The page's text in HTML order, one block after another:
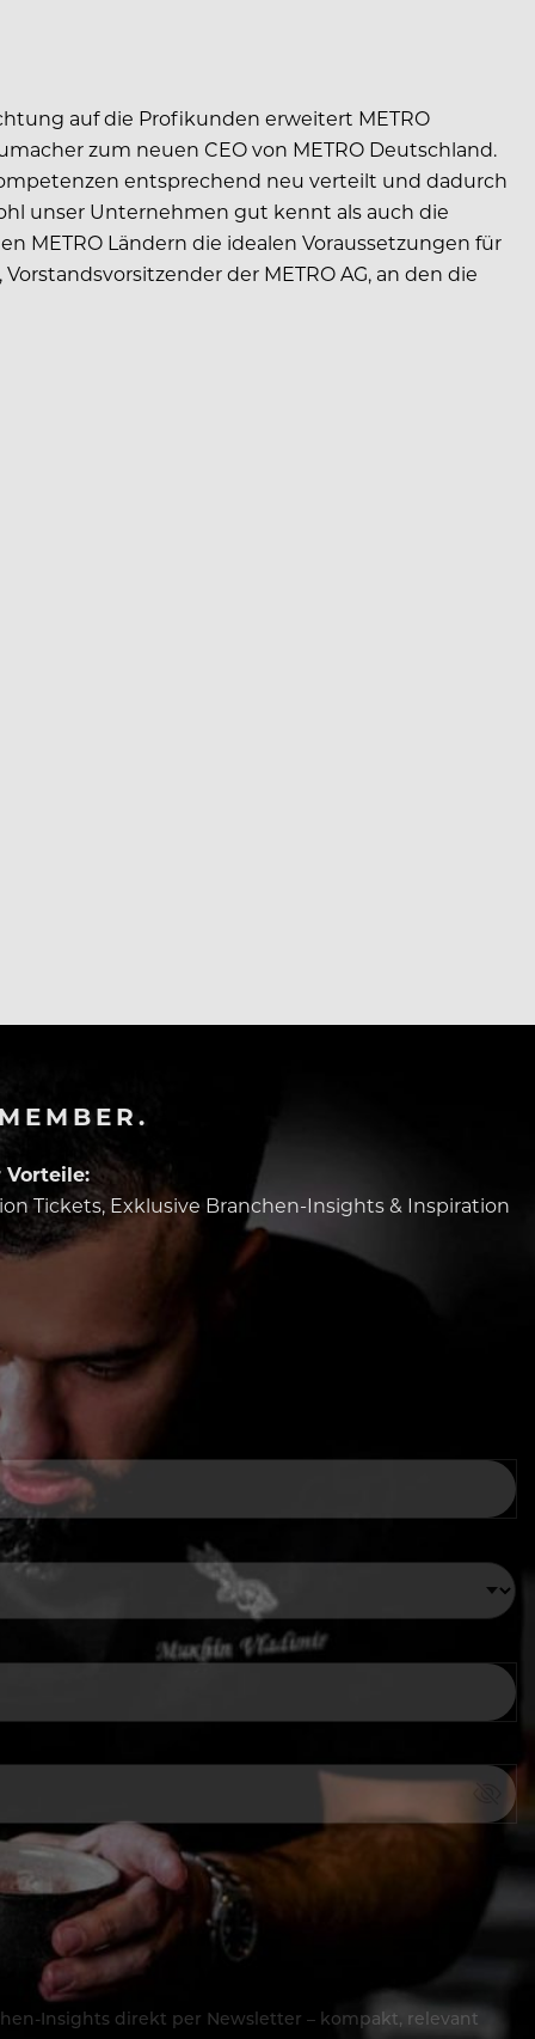
auf die Profikunden erweitert METRO
zum neuen CEO von METRO Deutschland.
entsprechend neu verteilt und dadurch
unser Unternehmen gut kennt als auch die
METRO Ländern die idealen Voraussetzungen für
der METRO AG, an den die
Vorteile:
Tickets, Exklusive Branchen-Insights & Inspiration
Insights direkt per Newsletter – kompakt, relevant